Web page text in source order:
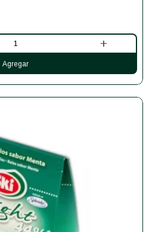
+